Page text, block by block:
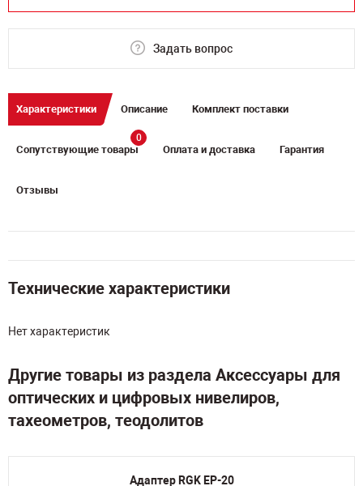
Задать вопрос
Характеристики Описание Комплект поставки
Сопутствующие товары
0
Оплата и доставка Гарантия
Отзывы
Технические характеристики
Нет характеристик
Другие товары из раздела Аксессуары для
оптических и цифровых нивелиров,
тахеометров, теодолитов
Адаптер RGK EP-20